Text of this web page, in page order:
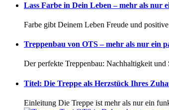
Lass Farbe in Dein Leben – mehr als nur
Farbe gibt Deinem Leben Freude und
Treppenbau von OTS – mehr als nur ein
Der perfekte Treppenbau: Nachhaltigkeit und
Titel: Die Treppe als Herzstück Ihres
Einleitung Die Treppe ist mehr als nur ein